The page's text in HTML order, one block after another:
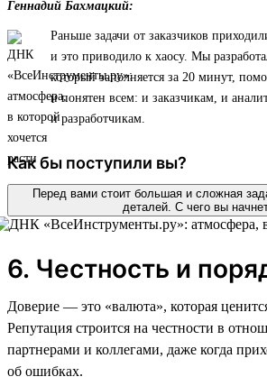
Геннадий Бахмацкий:
Раньше задачи от заказчиков
и это приводило к хаосу. Мы
который заполняется за 20 минут,
и понятен всем: и заказчикам, и
и разработчикам.
Как бы поступили вы?
Перед вами стоит большая и сложная
деталей. С чего вы
6. Честность и
Доверие — это «валюта», которая
Репутация строится на честности в
партнерами и коллегами, даже когда
об ошибках.